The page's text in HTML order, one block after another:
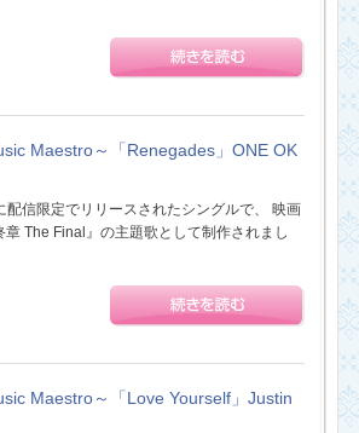
Maestro～「Renegades」ONE OK
配信限定でリリースされたシングルで、 映画
章 The Final』の主題歌として制作されまし
Maestro～「Love Yourself」Justin